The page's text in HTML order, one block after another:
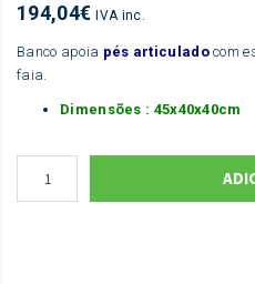
194,04€ IVA inc.
Banco apoia pés articuladocom
faia.
Dimensões : 45x40x40cm